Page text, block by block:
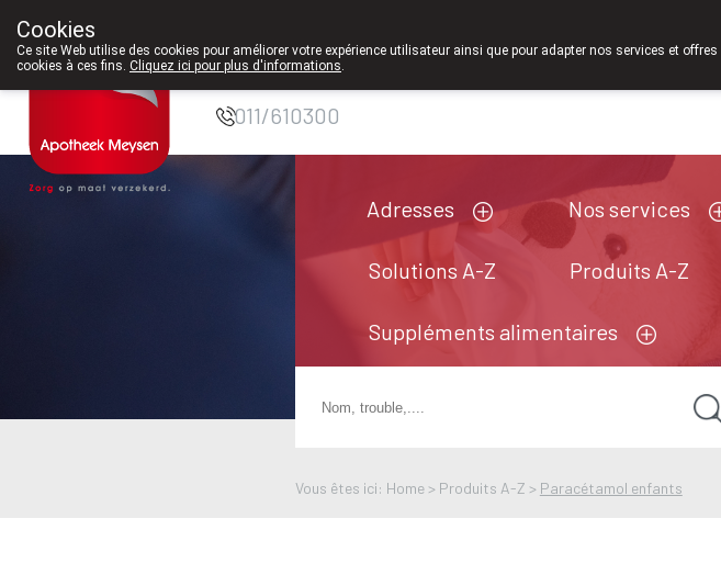
Pharmacie Meysen
SPRL
011/610300
Adresses Nos services
Solutions A-Z Produits A-Z
Suppléments alimentaires
Vous êtes ici: Home > Produits A-Z > Paracétamol enfants
Cookies
Ce site Web utilise des cookies pour améliorer votre expérience utilisateur ainsi que pour adapter nos services et
cookies à ces fins. Cliquez ici pour plus d'informations.